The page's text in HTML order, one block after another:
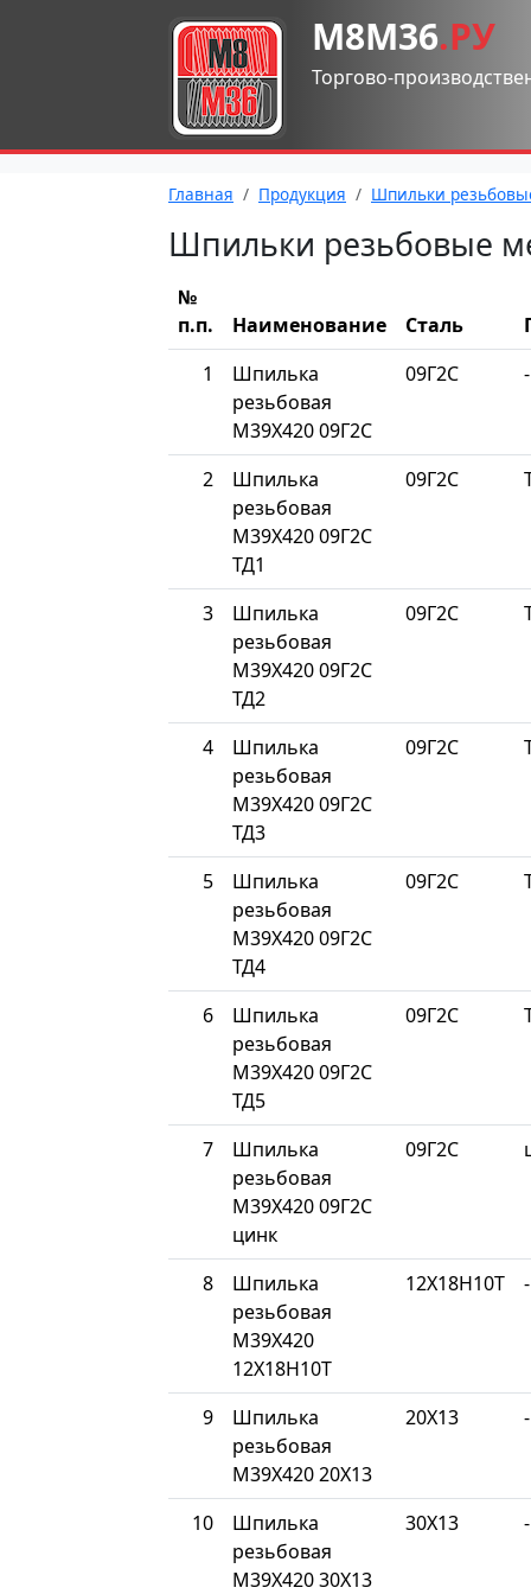
М8М36.РУ
Торгово-
Главная Продукция Шпильки
Шпильки резьбовые
№
п.п.
Наименование Сталь
1
Шпилька
резьбовая
М39Х420 09Г2С
09Г2С -
2
Шпилька
резьбовая
М39Х420 09Г2С
ТД1
09Г2С
3
Шпилька
резьбовая
М39Х420 09Г2С
ТД2
09Г2С
4
Шпилька
резьбовая
М39Х420 09Г2С
ТД3
09Г2С
5
Шпилька
резьбовая
М39Х420 09Г2С
ТД4
09Г2С
6
Шпилька
резьбовая
М39Х420 09Г2С
ТД5
09Г2С
7
Шпилька
резьбовая
М39Х420 09Г2С
цинк
09Г2С
8
Шпилька
резьбовая
М39Х420
12Х18Н10Т
12Х18Н10Т -
9
Шпилька
резьбовая
М39Х420 20Х13
20Х13 -
10
Шпилька
резьбовая
М39Х420 30Х13
30Х13 -